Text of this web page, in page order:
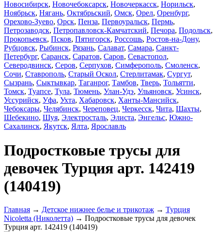
Новосибирск, Новочебоксарск, Новочеркасск, Норильск,
Ноябрьск, Нягань, Октябрьский, Омск, Орел, Оренбург,
Орехово-Зуево, Орск, Пенза, Первоуральск, Пермь,
Петрозаводск, Петропавловск-Камчатский, Печора, Подольск,
Прокопьевск, Псков, Пятигорск, Россошь, Ростов-на-Дону,
Рубцовск, Рыбинск, Рязань, Салават, Самара, Санкт-
Петербург, Саранск, Саратов, Саров, Севастопол,
Северодвинск, Серов, Серпухов, Симферополь, Смоленск,
Сочи, Ставрополь, Старый Оскол, Стерлитамак, Сургут,
Сызрань, Сыктывкар, Таганрог, Тамбов, Тверь, Тольятти,
Томск, Туапсе, Тула, Тюмень, Улан-Удэ, Ульяновск, Усинск,
Уссурийск, Уфа, Ухта, Хабаровск, Ханты-Мансийск,
Чебоксары, Челябинск, Череповец, Черкесск, Чита, Шахты,
Шебекино, Шуя, Электросталь, Элиста, Энгельс, Южно-
Сахалинск, Якутск, Ялта, Ярославль
Подростковые трусы для
девочек Турция арт. 142419
(140419)
Главная → Детское нижнее белье и трикотаж → Турция
Nicoletta (Николетта) → Подростковые трусы для девочек
Турция арт. 142419 (140419)